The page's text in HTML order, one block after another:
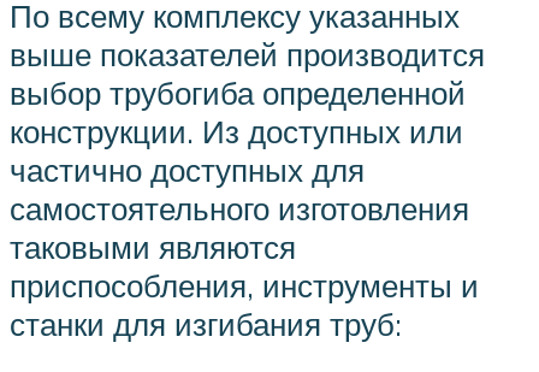
По всему комплексу указанных
выше показателей производится
выбор трубогиба определенной
конструкции. Из доступных или
частично доступных для
самостоятельного изготовления
таковыми являются
приспособления, инструменты и
станки для изгибания труб: